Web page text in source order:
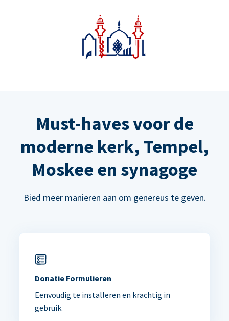
Must-haves voor de
moderne kerk, Tempel,
Moskee en synagoge
Bied meer manieren aan om genereus te geven.
Donatie Formulieren
Eenvoudig te installeren en krachtig in
gebruik.